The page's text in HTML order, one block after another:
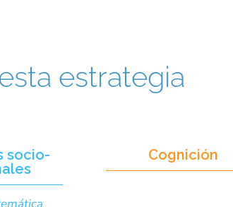
estrategia
socio-
Cognición